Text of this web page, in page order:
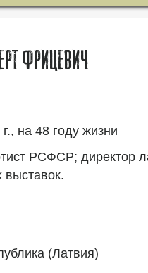
Фрицевич
на 48 году жизни
РСФСР; директор
выставок.
(Латвия)